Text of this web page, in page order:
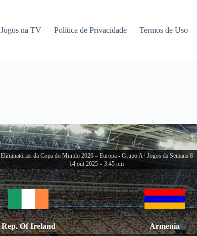
Jogos na TV Política de Privacidade Termos de Uso
Eliminatórias da Copa do Mundo 2026 – Europa - Grupo A
Jogos da Semana 8
14 out 2025 - 3:45 pm
Rep. Of Ireland Armenia